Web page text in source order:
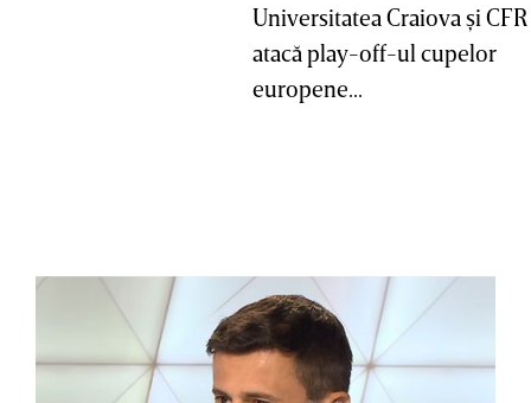
Universitatea Craiova şi
atacă play-off-ul cupelor
europene...